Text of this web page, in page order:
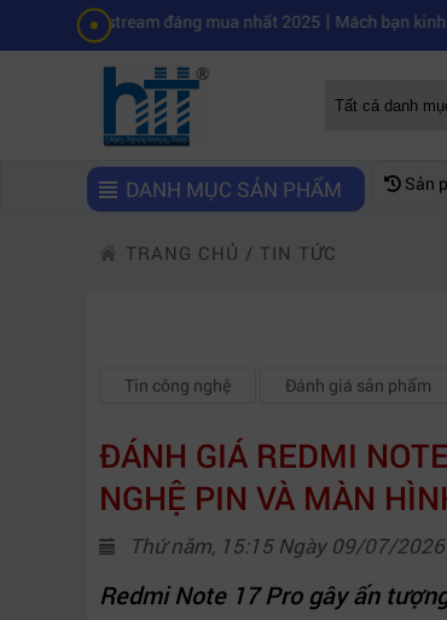
đáng mua nhất 2025|Mách bạn kinh nghiệm
DANH MỤC SẢN PHẨM Sản
TRANG CHỦ / TIN TỨC
Tin công nghệ Đánh giá sản phẩm
ĐÁNH GIÁ REDMI
NGHỆ PIN VÀ MÀN
Thứ năm, 15:15 Ngày 09/07/2026
Redmi Note 17 Pro gây ấn